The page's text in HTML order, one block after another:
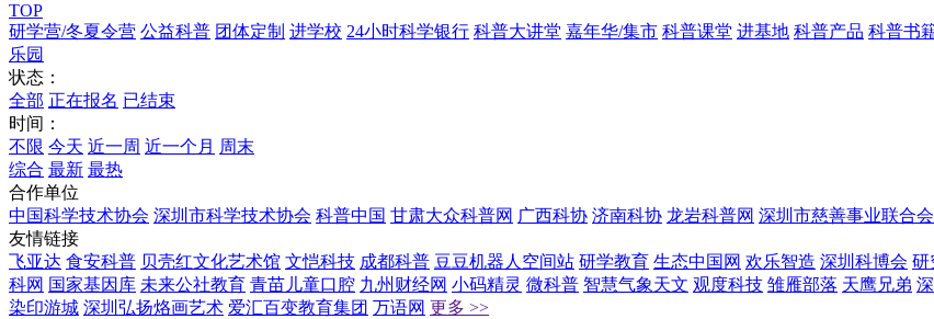
TOP
研学营/冬夏令营 公益科普 团体定制 进学校 24小时科学银行 科普大讲堂 嘉年华/集市 科普课堂 进基地 科普产品 科普书
乐园
状态：
全部 正在报名 已结束
时间：
不限 今天 近一周 近一个月 周末
综合 最新 最热
合作单位
中国科学技术协会 深圳市科学技术协会 科普中国 甘肃大众科普网 广西科协 济南科协 龙岩科普网 深圳市慈善事业联合会
友情链接
飞亚达 食安科普 贝壳红文化艺术馆 文恺科技 成都科普 豆豆机器人空间站 研学教育 生态中国网 欢乐智造 深圳科博会 研
科网 国家基因库 未来公社教育 青苗儿童口腔 九州财经网 小码精灵 微科普 智慧气象天文 观度科技 雏雁部落 天鹰兄弟
染印游城 深圳弘扬烙画艺术 爱汇百变教育集团 万语网 更多 >>